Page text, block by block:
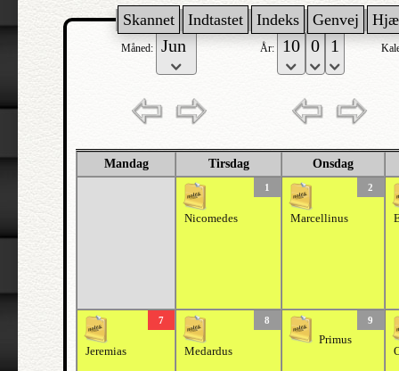
Skannet Indtastet Indeks Genvej
Måned: År:
Mandag Tirsdag Onsdag
1
Nicomedes
2
Marcellinus
7
Jeremias
8
Medardus
9
Primus